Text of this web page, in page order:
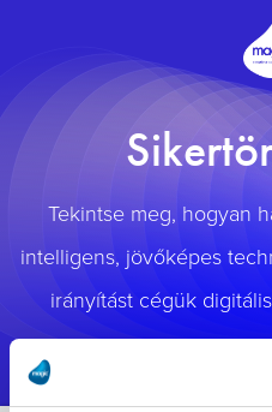
Tekintse meg, hogyan
intelligens, jövőképes
irányítást cégük